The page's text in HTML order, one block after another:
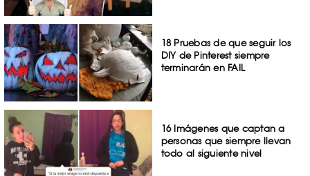
18 Pruebas de que seguir los
DIY de Pinterest siempre
terminarán en FAIL
16 Imágenes que captan a
personas que siempre llevan
todo al siguiente nivel